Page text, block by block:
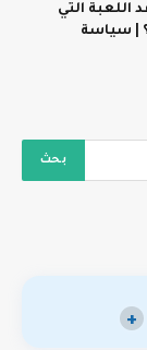
التي
| سياسة
+